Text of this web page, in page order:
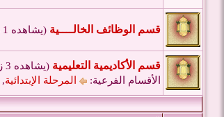
قسم الوظائف الخالــــية (يشاهده 1 زائر)
قسم الأكاديمية التعليمية (يشاهده 3 زائر)
الأقسام الفرعية:
المرحلة الإبتدائية,